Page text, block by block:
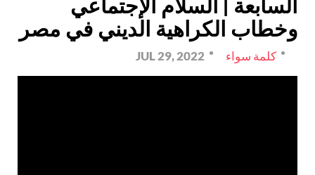
السابعة | السلام الإجتماعي
وخطاب الكراهية الديني في مصر
كلمة سواء JUL 29, 2022